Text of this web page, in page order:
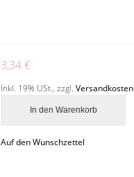
3,34 €
Inkl. 19% USt.,zzgl.Versandkosten
In den Warenkorb
Auf den Wunschzettel